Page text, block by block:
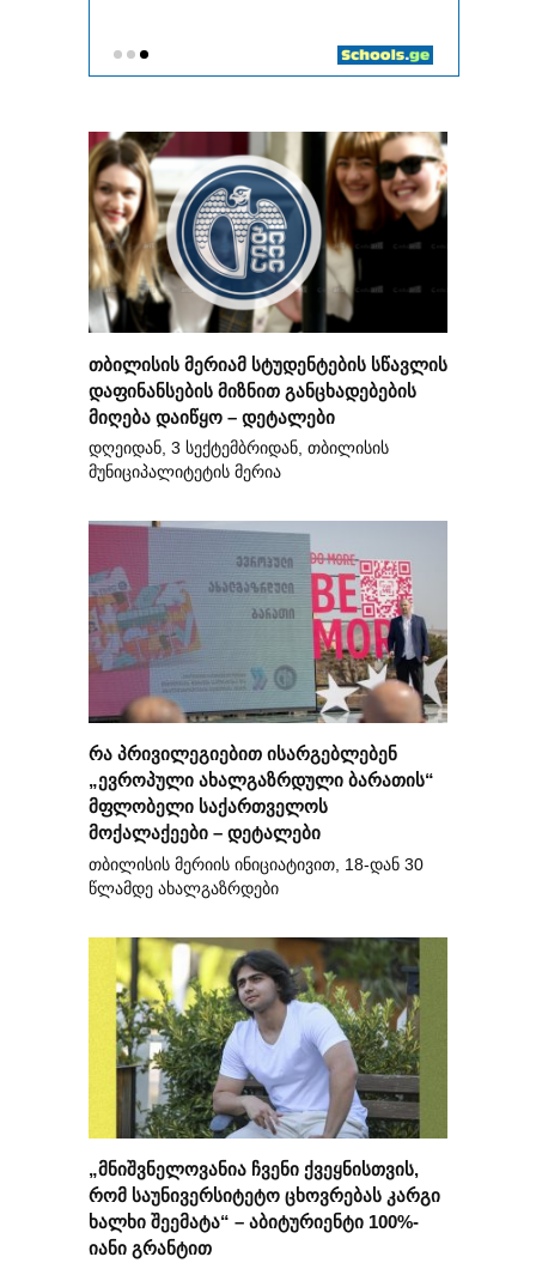
თბილისის მერიამ სტუდენტების სწავლის
დაფინანსების მიზნით განცხადებების
მიღება დაიწყო – დეტალები
დღეიდან, 3 სექტემბრიდან, თბილისის
მუნიციპალიტეტის მერია
რა პრივილეგიებით ისარგებლებენ
„ევროპული ახალგაზრდული ბარათის“
მფლობელი საქართველოს
მოქალაქეები – დეტალები
თბილისის მერიის ინიციატივით, 18-დან 30
წლამდე ახალგაზრდები
„მნიშვნელოვანია ჩვენი ქვეყნისთვის,
რომ საუნივერსიტეტო ცხოვრებას კარგი
ხალხი შეემატა“ – აბიტურიენტი 100%-
იანი გრანტით